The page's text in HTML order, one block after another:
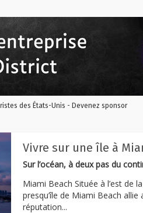
des États-Unis - Devenez sponsor
Vivre sur une île à
Sur l’océan, à deux pas du
Miami Beach Située à l’est de
presqu’île de Miami Beach allie
réputation...